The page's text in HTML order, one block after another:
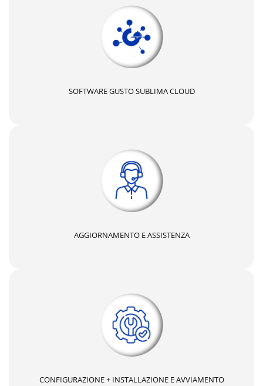
SOFTWARE GUSTO SUBLIMA CLOUD
AGGIORNAMENTO E ASSISTENZA
CONFIGURAZIONE + INSTALLAZIONE E AVVIAMENTO